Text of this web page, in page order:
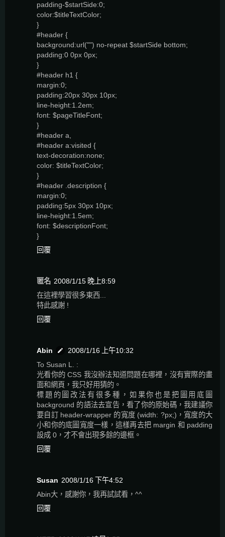
padding-$startSide:0;
color:$titleTextColor;
}
#header {
background:url("") no-repeat $startSide bottom;
padding:0 0px 0px;
}
#header h1 {
margin:0;
padding:20px 30px 10px;
line-height:1.2em;
font: $pageTitleFont;
}
#header a,
#header a:visited {
text-decoration:none;
color: $titleTextColor;
}
#header .description {
margin:0;
padding:5px 30px 10px;
line-height:1.5em;
font: $descriptionFont;
}
回覆
匿名 2008/1/15 晚上8:59
在這裡學習很多東西...
特此感謝 !
回覆
Abin
2008/1/16 上午10:32
To Susan L. :
光看你的 CSS 我沒辦法知道問題在哪裡，沒有實際的畫
面和網頁，我只好用猜的。
標題的圖改法有很多種，如果你也是把圖用底圖
background 的語法去宣告，看了你的原始碼，我建議你
要自訂 header-wrapper 的寬度 (width: ?px;)，寬度的大
小和你的底圖寬度一樣，這樣再去把 margin 和 padding
設成 0，才不會出現多餘的邊框。
回覆
Susan 2008/1/16 下午4:52
Abin大，感謝你，我再試試看，^^
回覆